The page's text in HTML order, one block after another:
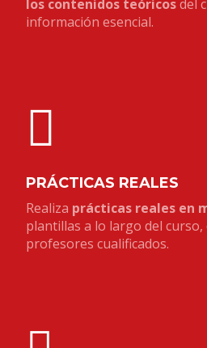
los contenidos teóricosdel
información esencial.
PRÁCTICAS REALES
Realiza prácticas reales en
plantillas a lo largo del
profesores cualificados.